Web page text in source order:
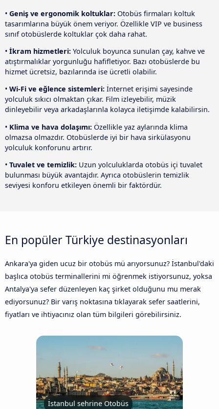
• Geniş ve ergonomik koltuklar: Otobüs firmaları koltuk
tasarımlarına büyük önem veriyor. Özellikle VIP ve business
sınıf otobüslerde koltuklar çok daha rahat.
• İkram hizmetleri: Yolculuk boyunca sunulan çay, kahve ve
atıştırmalıklar yorgunluğu hafifletiyor. Bazı otobüslerde bu
hizmet ücretsiz, bazılarında ise ücretli olabilir.
• Wi-Fi ve eğlence sistemleri: İnternet erişimi sayesinde
yolculuk sıkıcı olmaktan çıkar. Film izleyebilir, müzik
dinleyebilir veya arkadaşlarınla kolayca iletişimde kalabilirsin.
• Klima ve hava dolaşımı: Özellikle yaz aylarında klima
olmazsa olmazdır. Otobüslerde iyi bir hava sirkülasyonu
yolculuk konforunu artırır.
• Tuvalet ve temizlik: Uzun yolculuklarda otobüs içi tuvalet
bulunması büyük avantajdır. Ayrıca otobüslerin temizlik
seviyesi konforu etkileyen önemli bir faktördür.
En popüler Türkiye destinasyonları
Ankara'ya giden ucuz bir otobüs mü arıyorsunuz? İstanbul'daki
başlıca otobüs terminallerini mi öğrenmek istiyorsunuz, yoksa
Antalya'ya sefer düzenleyen kaç şirket olduğunu mu merak
ediyorsunuz? Bir varış noktasına tıklayarak sefer saatlerini,
fiyatları ve ihtiyacınız olan tüm bilgileri görebilirsiniz.
İstanbul sehrine Otobüs